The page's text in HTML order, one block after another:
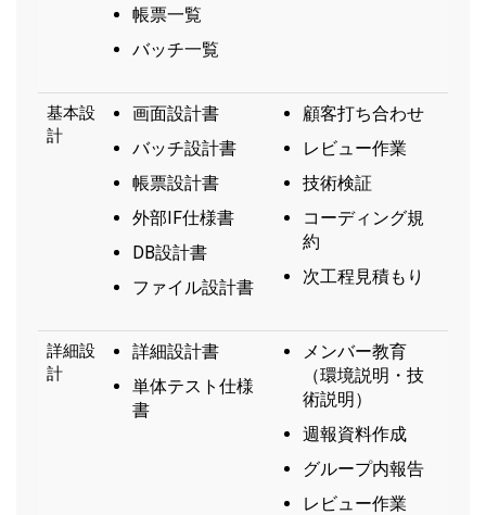
帳票一覧
バッチ一覧
基本設
計
画面設計書
バッチ設計書
帳票設計書
外部IF仕様書
DB設計書
ファイル設計書
顧客打ち合わせ
レビュー作業
技術検証
コーディング規
約
次工程見積もり
詳細設
計
詳細設計書
単体テスト仕様
書
メンバー教育
（環境説明・技
術説明）
週報資料作成
グループ内報告
レビュー作業